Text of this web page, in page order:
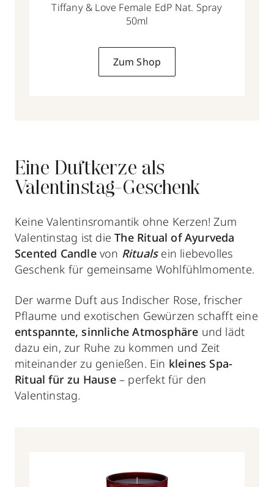
Tiffany & Love Female EdP Nat. Spray
50ml
Zum Shop
Eine Duftkerze als
Valentinstag-Geschenk
Keine Valentinsromantik ohne Kerzen! Zum
Valentinstag ist dieThe Ritual of Ayurveda
Scented Candlevon Rituals ein liebevolles
Geschenk für gemeinsame Wohlfühlmomente.
Der warme Duft aus Indischer Rose, frischer
Pflaume und exotischen Gewürzen schafft eine
entspannte, sinnliche Atmosphäre und lädt
dazu ein, zur Ruhe zu kommen und Zeit
miteinander zu genießen. Ein kleines Spa-
Ritual für zu Hause – perfekt für den
Valentinstag.